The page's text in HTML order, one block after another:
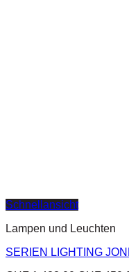
Schnellansicht
Lampen und Leuchten
SERIEN LIGHTING